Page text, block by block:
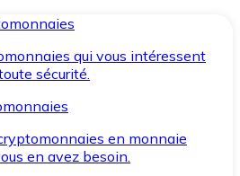
qui vous intéressent
sécurité.
en monnaie
en avez besoin.